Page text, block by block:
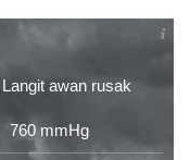
Langit awan rusak
760 mmHg